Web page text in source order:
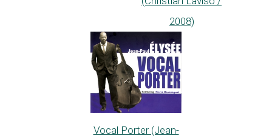
2008)
Vocal Porter (Jean-